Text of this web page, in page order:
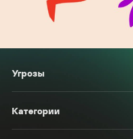
Угрозы
Категории